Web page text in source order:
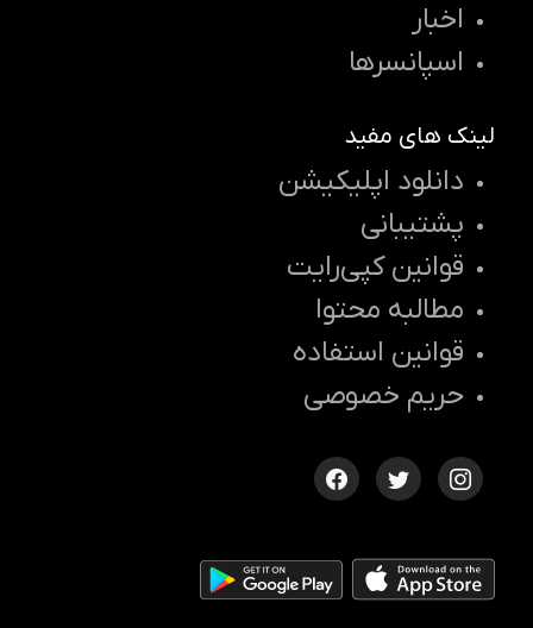
اخبار
اسپانسرها
لینک های مفید
دانلود اپلیکیشن
پشتیبانی
قوانین کپی‌رایت
مطالبه محتوا
قوانین استفاده
حریم خصوصی